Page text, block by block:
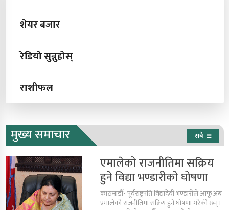
शेयर बजार
रेडियो सुन्नुहोस्
राशीफल
मुख्य समाचार सबै
एमालेको राजनीतिमा सक्रिय
हुने विद्या भण्डारीको घोषणा
काठमाडौँ- पूर्वराष्ट्रपति विद्यादेवी भण्डारीले आफू अब
एमालेको राजनीतिमा सक्रिय हुने घोषणा गरेकी छन्।